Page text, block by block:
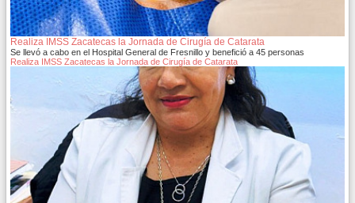
Realiza IMSS Zacatecas la Jornada de Cirugía de Catarata
Se llevó a cabo en el Hospital General de Fresnillo y benefició a 45 personas
Realiza IMSS Zacatecas la Jornada de Cirugía de Catarata